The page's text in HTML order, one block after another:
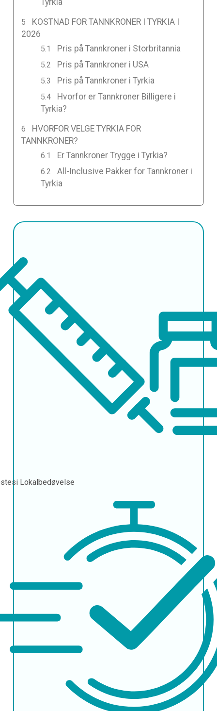
Tyrkia
KOSTNAD FOR TANNKRONER I TYRKIA I
2026
Pris på Tannkroner i Storbritannia
Pris på Tannkroner i USA
Pris på Tannkroner i Tyrkia
Hvorfor er Tannkroner Billigere i
Tyrkia?
HVORFOR VELGE TYRKIA FOR
TANNKRONER?
Er Tannkroner Trygge i Tyrkia?
All-Inclusive Pakker for Tannkroner i
Tyrkia
Lokalbedøvelse